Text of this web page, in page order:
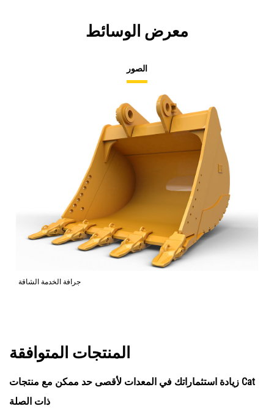
معرض الوسائط
الصور
جرافة الخدمة الشاقة
المنتجات المتوافقة
زيادة استثماراتك في المعدات لأقصى حد ممكن مع منتجات Cat
ذات الصلة